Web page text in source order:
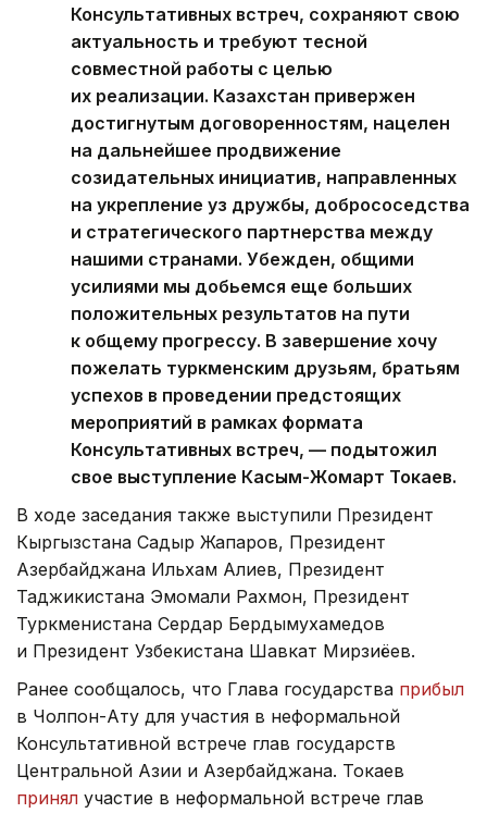
Консультативных встреч, сохраняют свою
актуальность и требуют тесной
совместной работы с целью
их реализации. Казахстан привержен
достигнутым договоренностям, нацелен
на дальнейшее продвижение
созидательных инициатив, направленных
на укрепление уз дружбы, добрососедства
и стратегического партнерства между
нашими странами. Убежден, общими
усилиями мы добьемся еще больших
положительных результатов на пути
к общему прогрессу. В завершение хочу
пожелать туркменским друзьям, братьям
успехов в проведении предстоящих
мероприятий в рамках формата
Консультативных встреч, — подытожил
свое выступление Касым-Жомарт Токаев.
В ходе заседания также выступили Президент
Кыргызстана Садыр Жапаров, Президент
Азербайджана Ильхам Алиев, Президент
Таджикистана Эмомали Рахмон, Президент
Туркменистана Сердар Бердымухамедов
и Президент Узбекистана Шавкат Мирзиёев.
Ранее сообщалось, что Глава государства прибыл
в Чолпон-Ату для участия в неформальной
Консультативной встрече глав государств
Центральной Азии и Азербайджана. Токаев
принял участие в неформальной встрече глав